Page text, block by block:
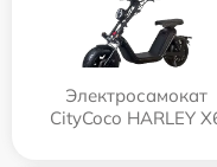
Электросамокат
CityCoco HARLEY